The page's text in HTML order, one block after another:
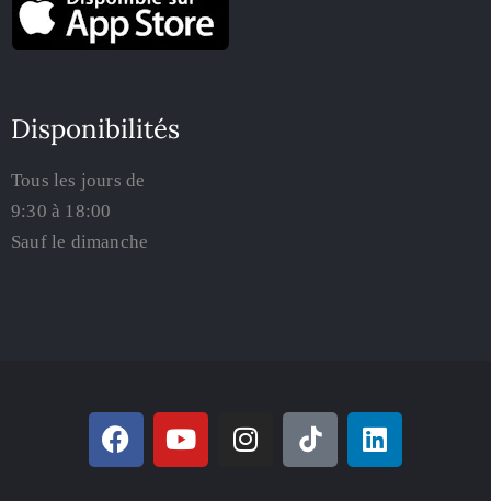
Disponibilités
Tous les jours de
9:30 à 18:00
Sauf le dimanche